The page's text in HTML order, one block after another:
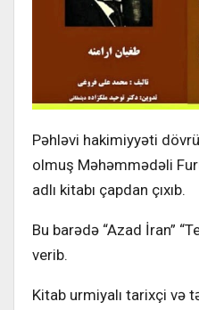
Pəhləvi hakimiyyəti
olmuş Məhəmmədəli
adlı kitabı çapdan çıxıb.
Bu barədə “Azad İran”
verib.
Kitab urmiyalı tarixçi və